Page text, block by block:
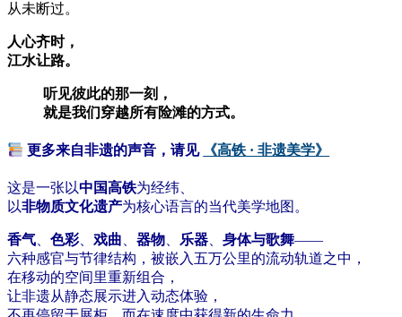
从未断过。
人心齐时，
江水让路。
听见彼此的那一刻，
就是我们穿越所有险滩的方式。
更多来自非遗的声音，请见 《高铁 · 非遗美学》
这是一张以中国高铁为经纬、
以非物质文化遗产为核心语言的当代美学地图。
香气 色彩、 戏曲 器物 乐器 身体与歌舞——
六种感官与节律结构，被嵌入五万公里的流动轨道之中，
在移动的空间里重新组合，
让非遗从静态展示进入动态体验，